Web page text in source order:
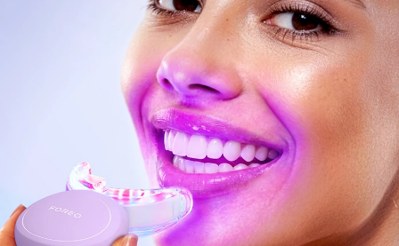
Logga in
Användarprofil
Mina enheter
Mina beställningar
Mina adresser
Mina prenumerationer
FAQ™ Pure Beauty-Tech Elixir
BREAKING NEWS
issa™ Teeth Whitening Set
Deutsch
Español
Italiano
Português
Svenska
Русский
Türkçe
简体中文 繁體中文